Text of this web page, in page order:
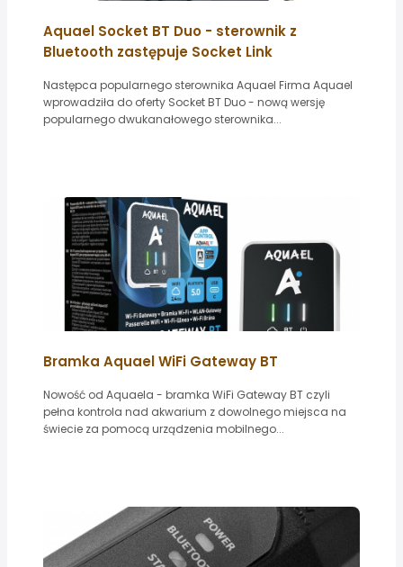
Aquael Socket BT Duo - sterownik z
Bluetooth zastępuje Socket Link
Następca popularnego sterownika Aquael Firma Aquael
wprowadziła do oferty Socket BT Duo - nową wersję
popularnego dwukanałowego sterownika...
Bramka Aquael WiFi Gateway BT
Nowość od Aquaela - bramka WiFi Gateway BT czyli
pełna kontrola nad akwarium z dowolnego miejsca na
świecie za pomocą urządzenia mobilnego...